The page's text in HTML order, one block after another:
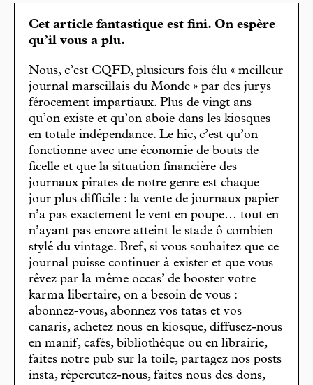
Cet article fantastique est fini. On espère
qu’il vous a plu.
Nous, c’est CQFD, plusieurs fois élu « meilleur
journal marseillais du Monde » par des jurys
férocement impartiaux. Plus de vingt ans
qu’on existe et qu’on aboie dans les kiosques
en totale indépendance. Le hic, c’est qu’on
fonctionne avec une économie de bouts de
ficelle et que la situation financière des
journaux pirates de notre genre est chaque
jour plus difficile : la vente de journaux papier
n’a pas exactement le vent en poupe… tout en
n’ayant pas encore atteint le stade ô combien
stylé du vintage. Bref, si vous souhaitez que ce
journal puisse continuer à exister et que vous
rêvez par la même occas’ de booster votre
karma libertaire, on a besoin de vous :
abonnez-vous, abonnez vos tatas et vos
canaris, achetez nous en kiosque, diffusez-nous
en manif, cafés, bibliothèque ou en librairie,
faites notre pub sur la toile, partagez nos posts
insta, répercutez-nous, faites nous des dons,